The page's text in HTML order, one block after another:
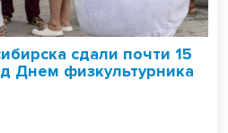
сдали почти 15
Днем физкультурника